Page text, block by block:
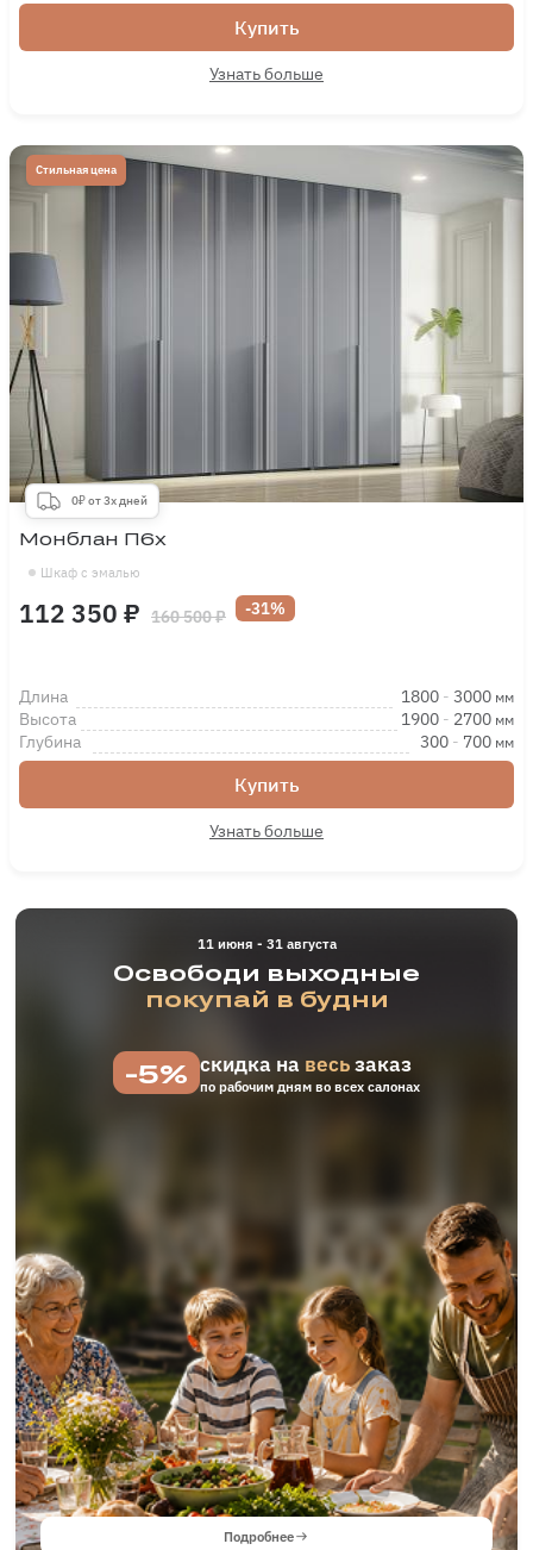
Купить
Узнать больше
Стильная цена
0₽ от 3х дней
Шкаф с эмалью
Монблан П6х
112 350 ₽ 160 500 ₽ -31%
Длина 1800 - 3000 мм
Высота 1900 - 2700 мм
Глубина 300 - 700 мм
Купить
Узнать больше
11 июня - 31 августа
Освободи выходные
покупай в будни
-5% скидка на весьзаказ
по рабочим дням во всех салонах
Подробнее